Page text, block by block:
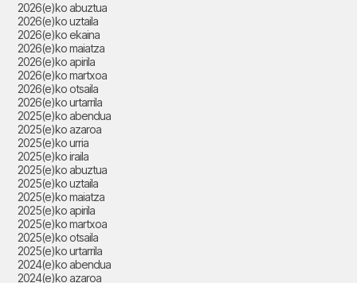
2026(e)ko abuztua
2026(e)ko uztaila
2026(e)ko ekaina
2026(e)ko maiatza
2026(e)ko apirila
2026(e)ko martxoa
2026(e)ko otsaila
2026(e)ko urtarrila
2025(e)ko abendua
2025(e)ko azaroa
2025(e)ko urria
2025(e)ko iraila
2025(e)ko abuztua
2025(e)ko uztaila
2025(e)ko maiatza
2025(e)ko apirila
2025(e)ko martxoa
2025(e)ko otsaila
2025(e)ko urtarrila
2024(e)ko abendua
2024(e)ko azaroa